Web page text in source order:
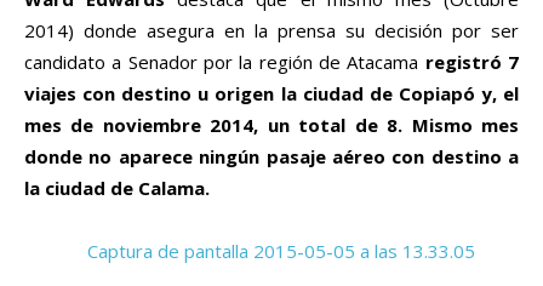
2014) donde asegura en la prensa su decisión por ser
candidato a Senador por la región de Atacama registró 7
viajes con destino u origen la ciudad de Copiapó y, el
mes de noviembre 2014, un total de 8. Mismo mes
donde no aparece ningún pasaje aéreo con destino a
la ciudad de Calama.